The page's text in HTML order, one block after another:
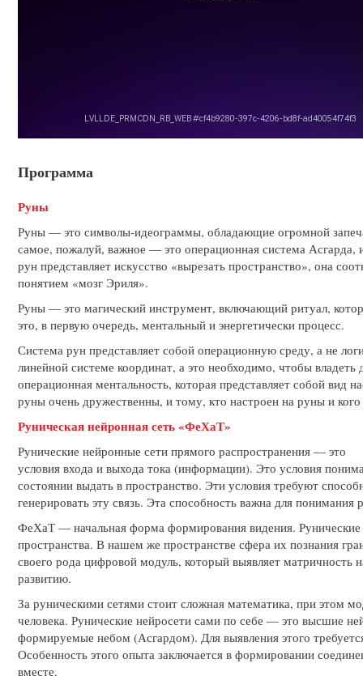
Программа
Руны
Руны — это символы-идеограммы, обладающие огромной
самое, пожалуй, важное — это операционная система Асгарда,
рун представляет искусство «вырезать пространство», она
понятием «мозг Эриля».
Руны — это магический инструмент, включающий ритуал,
это, в первую очередь, ментальный и энергетически процесс.
Система рун представляет собой операционную среду, а не
линейной системе координат, а это необходимо, чтобы
операционная ментальность, которая представляет собой
руны очень дружественны, и тому, кто настроен на руны и
Руническая нейронная сеть «ФеХаТ»
Рунические нейронные сети прямого распространения — это
условия входа и выхода тока (информации). Это условия
состоянии выдать в пространство. Эти условия требуют
генерировать эту связь. Эта способность важна для
ФеХаТ — начальная форма формирования видения.
пространства. В нашем же пространстве сфера их познания
своего рода цифровой модуль, который выявляет матричность
развитию.
За руническими сетями стоит сложная математика, при этом
человека. Рунические нейросети сами по себе — это высшие
формируемые небом (Асгардом). Для выявления этого
Особенность этого опыта заключается в формировании
вместе.